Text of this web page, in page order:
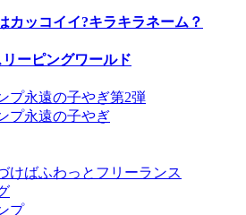
カッコイイ?キラキラネーム？
ーピングワールド